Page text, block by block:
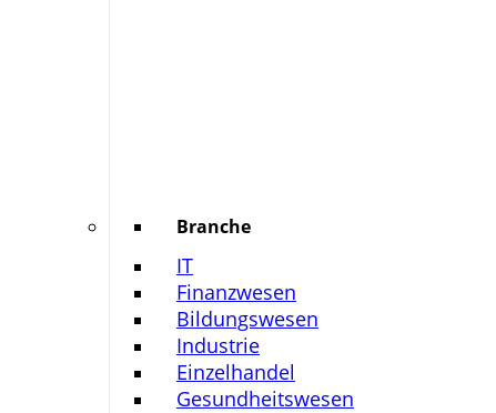
Branche
IT
Finanzwesen
Bildungswesen
Industrie
Einzelhandel
Gesundheitswesen